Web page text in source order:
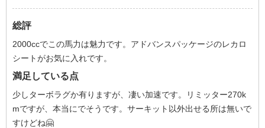
総評
2000ccでこの馬力は魅力です。アドバンスパッケージのレカロ
シートがお気に入れです。
満足している点
少しターボラグか有りますが、凄い加速です。リミッター270k
mですが、本当にでそうです。サーキット以外出せる所は無いで
すけどね🤗